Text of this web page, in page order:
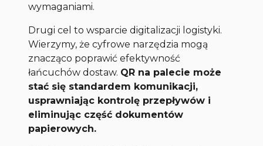
wymaganiami.
Drugi cel to wsparcie digitalizacji logistyki.
Wierzymy, że cyfrowe narzędzia mogą
znacząco poprawić efektywność
łańcuchów dostaw. QR na palecie może
stać się standardem komunikacji,
usprawniając kontrolę przepływów i
eliminując część dokumentów
papierowych.